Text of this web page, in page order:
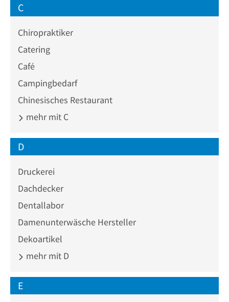
C
Chiropraktiker
Catering
Café
Campingbedarf
Chinesisches Restaurant
mehr mit C
D
Druckerei
Dachdecker
Dentallabor
Damenunterwäsche Hersteller
Dekoartikel
mehr mit D
E